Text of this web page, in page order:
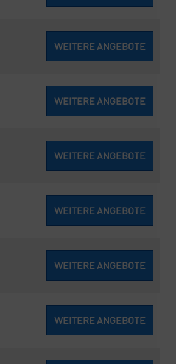
WEITERE ANGEBOTE
WEITERE ANGEBOTE
WEITERE ANGEBOTE
WEITERE ANGEBOTE
WEITERE ANGEBOTE
WEITERE ANGEBOTE